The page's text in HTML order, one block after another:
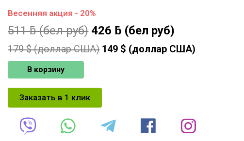
Весенняя акция - 20%
511ƃ(бел руб) 426 ƃ (бел руб)
179$ (доллар США) 149 $ (доллар США)
В корзину
Заказать в 1 клик